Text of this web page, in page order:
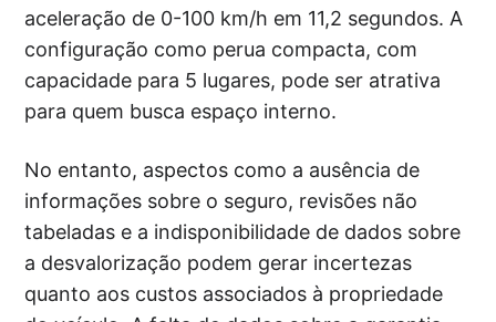
aceleração de 0-100 km/h em 11,2 segundos. A
configuração como perua compacta, com
capacidade para 5 lugares, pode ser atrativa
para quem busca espaço interno.
No entanto, aspectos como a ausência de
informações sobre o seguro, revisões não
tabeladas e a indisponibilidade de dados sobre
a desvalorização podem gerar incertezas
quanto aos custos associados à propriedade